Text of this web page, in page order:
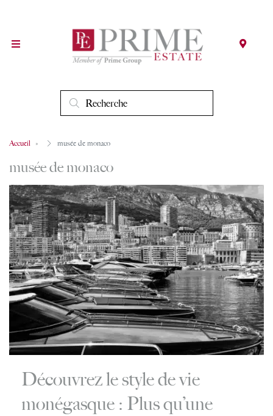
Accueil musée de monaco
musée de monaco
Découvrez le style de vie
monégasque : Plus qu’une